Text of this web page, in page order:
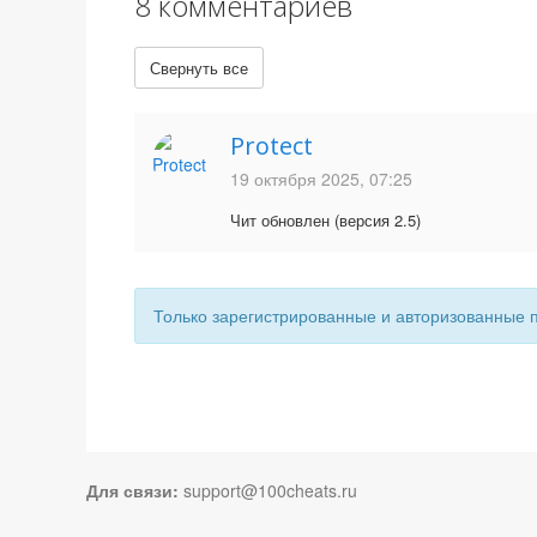
Свернуть все
Protect
19 октября 2025, 07:25
Чит обновлен (версия 2.5)
Только зарегистрированные и авторизованные
Для связи: support@100cheats.ru